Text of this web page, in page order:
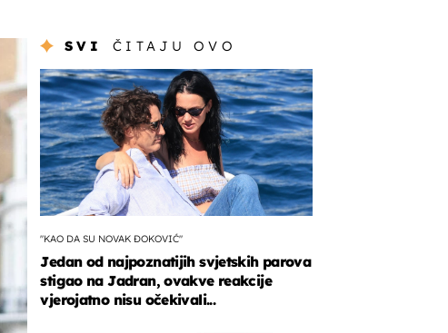
SVI ČITAJU OVO
"KAO DA SU NOVAK ĐOKOVIĆ"
Jedan od najpoznatijih svjetskih parova
stigao na Jadran, ovakve reakcije
vjerojatno nisu očekivali...